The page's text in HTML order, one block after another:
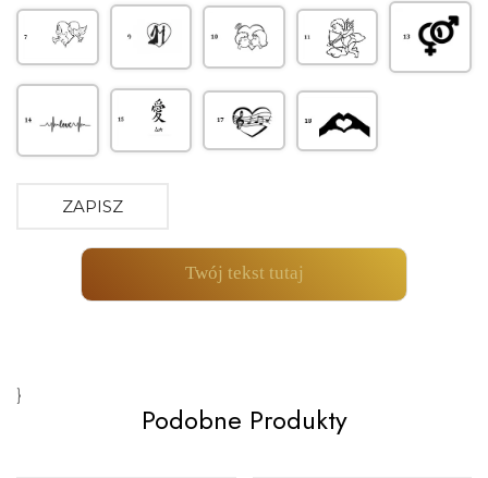
ZAPISZ
Twój tekst tutaj
}
Podobne Produkty